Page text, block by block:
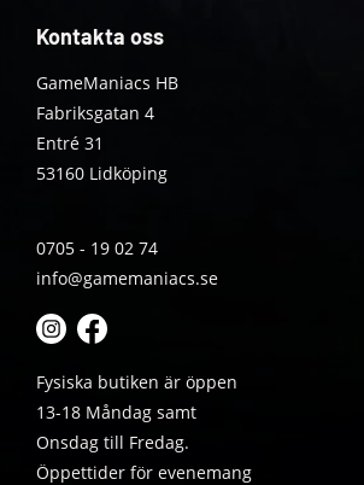
Kontakta oss
GameManiacs HB
Fabriksgatan 4
Entré 31
53160 Lidköping
0705 - 19 02 74
info@gamemaniacs.se
Fysiska butiken är öppen
13-18 Måndag samt
Onsdag till Fredag.
Öppettider för evenemang